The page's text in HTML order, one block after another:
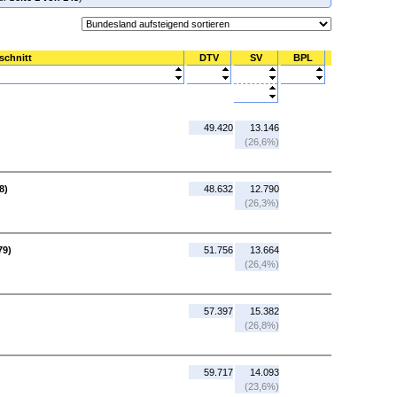
DTV SV BPL
49.420
13.146
(26,6%)
48.632
12.790
(26,3%)
51.756
13.664
(26,4%)
57.397
15.382
(26,8%)
59.717
14.093
(23,6%)